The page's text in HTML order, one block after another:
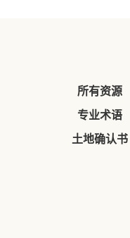
所有资源
专业术语
土地确认书